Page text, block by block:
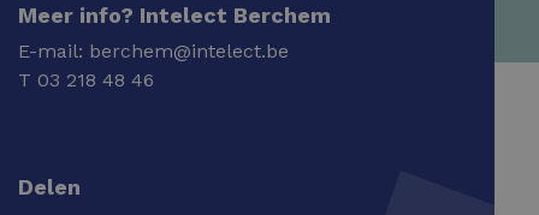
Meer info? Intelect Berchem
E-mail: berchem@intelect.be
T 03 218 48 46
Delen